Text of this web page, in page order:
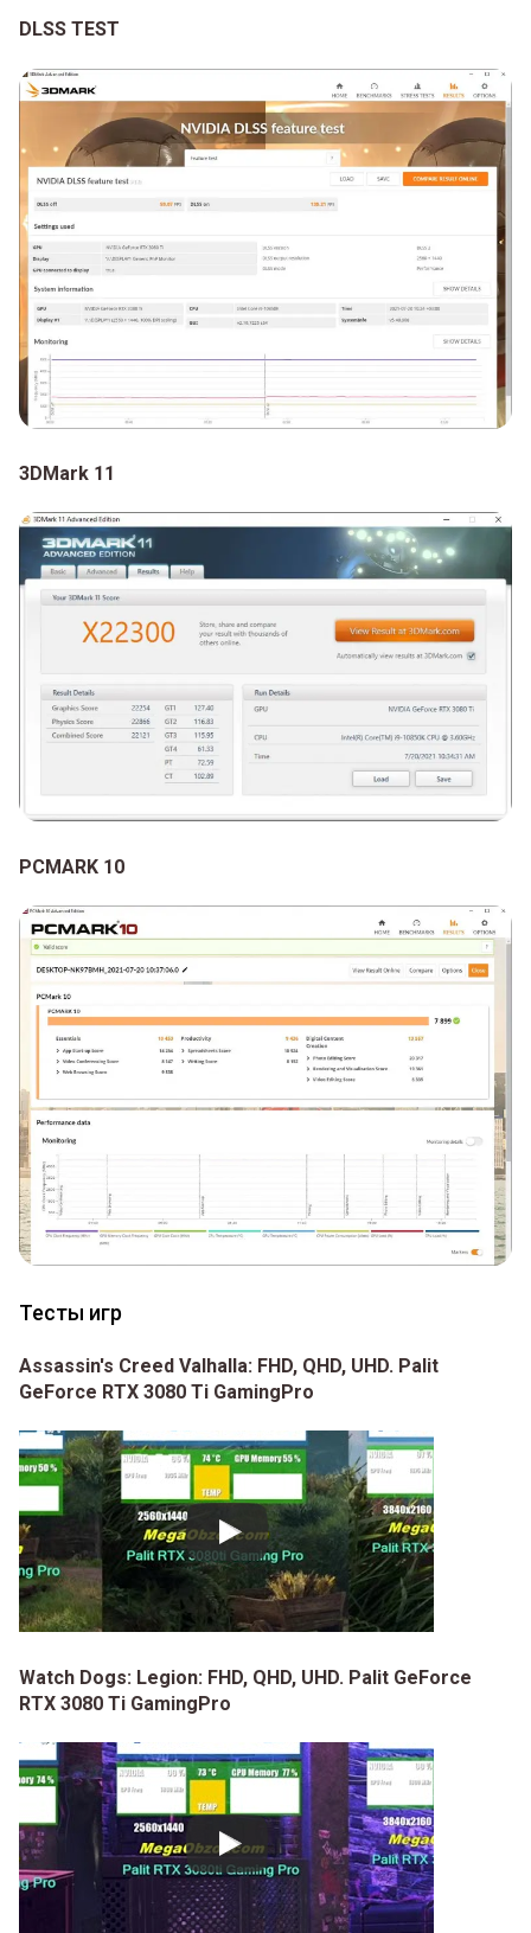
DLSS TEST
3DMark 11
PCMARK 10
Тесты игр
Assassin's Creed Valhalla: FHD, QHD, UHD. Palit
GeForce RTX 3080 Ti GamingPro
Watch Dogs: Legion: FHD, QHD, UHD. Palit GeForce
RTX 3080 Ti GamingPro